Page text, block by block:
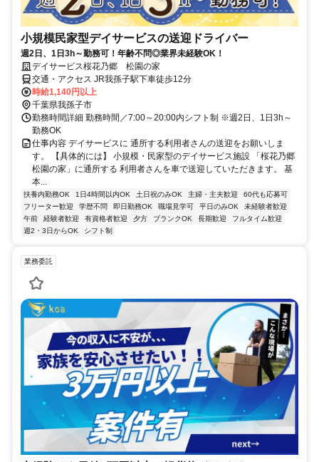
小規模民家型デイサービスの送迎ドライバー
週2日、1日3h～勤務可！年齢不問◎業界未経験OK！
デイサービス桜花乃郷 松園の家
交通・アクセス JR我孫子駅下車徒歩12分
時給1,140円以上
千葉県我孫子市
勤務時間詳細 勤務時間／7:00～20:00内シフト制 ※週2日、1日3h～
勤務OK
仕事内容 デイサービスに 通所する利用者さんの送迎をお願いしま
す。 【具体的には】 小規模・民家型のデイサービス施設 「桜花乃郷
松園の家」に通所する 利用者さんを車で送迎していただきます。 基
本...
扶養内勤務OK 1日4時間以内OK 土日祝のみOK 主婦・主夫歓迎
60代も応募可
フリーター歓迎
学歴不問 即日勤務OK 職場見学可 平日のみOK
未経験者歓迎
午前
経験者歓迎 有資格者歓迎 夕方 ブランクOK 長期歓迎
フルタイム歓迎
週2・3日からOK
シフト制
業務委託